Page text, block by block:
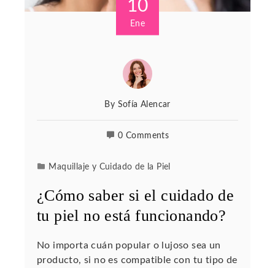
10
Ene
By Sofía Alencar
0 Comments
Maquillaje y Cuidado de la Piel
¿Cómo saber si el cuidado de
tu piel no está funcionando?
No importa cuán popular o lujoso sea un
producto, si no es compatible con tu tipo de